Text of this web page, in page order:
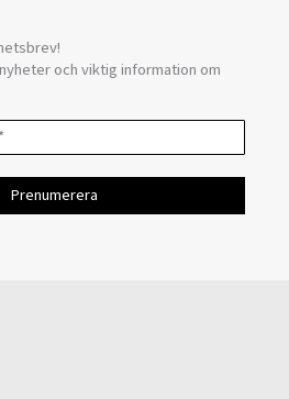
och viktig information om